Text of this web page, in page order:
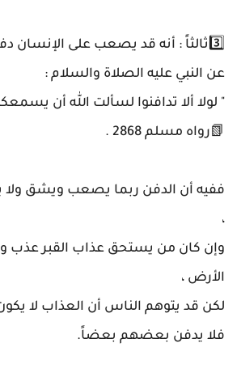
3️⃣ثالثاً : أنه قد يصعب على الإنسان
عن النبي عليه الصلاة والسلام :
" لولا ألا تدافنوا لسألت الله أن
📗رواه مسلم 2868 .
ففيه أن الدفن ربما يصعب ويشق ولا
،
وإن كان من يستحق عذاب القبر عذب
الأرض ،
لكن قد يتوهم الناس أن العذاب لا
فلا يدفن بعضهم بعضاً.